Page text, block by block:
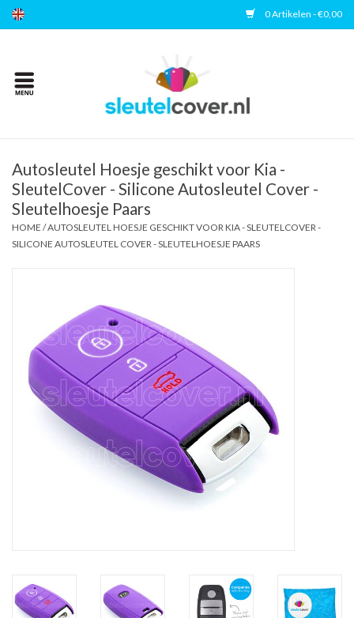
0 Artikelen - €0,00
Home
Accessoires
Veelgestelde vragen
Autosleutel Hoesje geschikt voor Kia -
SleutelCover - Silicone Autosleutel Cover -
Sleutelhoesje Paars
HOME /AUTOSLEUTEL HOESJE GESCHIKT VOOR KIA - SLEUTELCOVER -
SILICONE AUTOSLEUTEL COVER - SLEUTELHOESJE PAARS